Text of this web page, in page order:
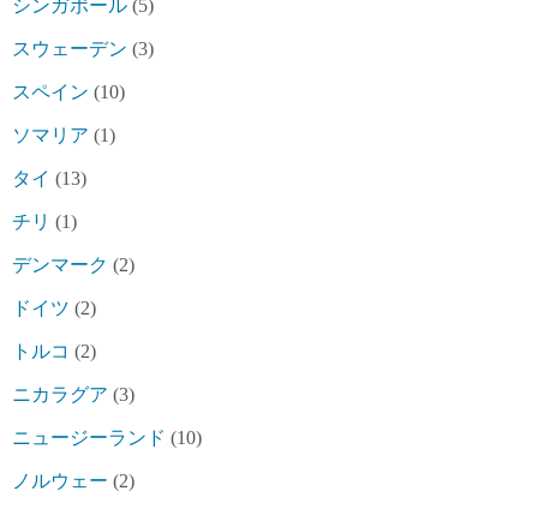
シンガポール (5)
スウェーデン (3)
スペイン (10)
ソマリア (1)
タイ (13)
チリ (1)
デンマーク (2)
ドイツ (2)
トルコ (2)
ニカラグア (3)
ニュージーランド (10)
ノルウェー (2)